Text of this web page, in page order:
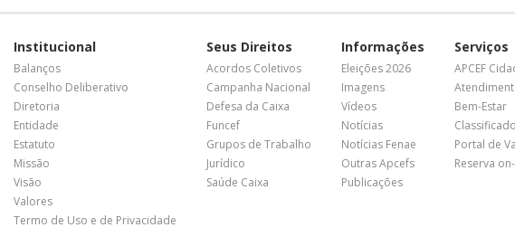
Institucional
Balanços
Conselho Deliberativo
Diretoria
Entidade
Estatuto
Missão
Visão
Valores
Termo de Uso e de Privacidade
Seus Direitos
Acordos Coletivos
Campanha Nacional
Defesa da Caixa
Funcef
Grupos de Trabalho
Jurídico
Saúde Caixa
Informações
Eleições 2026
Imagens
Vídeos
Notícias
Notícias Fenae
Outras Apcefs
Publicações
Serviços
APCEF
Bem-Estar
Portal de
Reserva